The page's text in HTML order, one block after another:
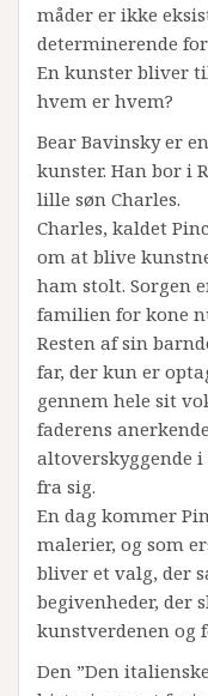
måder er ikke
determinerende for
En kunster bliver
hvem er hvem?
Bear Bavinsky er
kunster. Han bor i
lille søn Charles.
Charles, kaldet
om at blive
ham stolt. Sorgen
familien for kone
Resten af sin
far, der kun er
gennem hele sit
faderens
altoverskyggende
fra sig.
En dag kommer
malerier, og som
bliver et valg, der
begivenheder, der
kunstverdenen og
Den ”Den